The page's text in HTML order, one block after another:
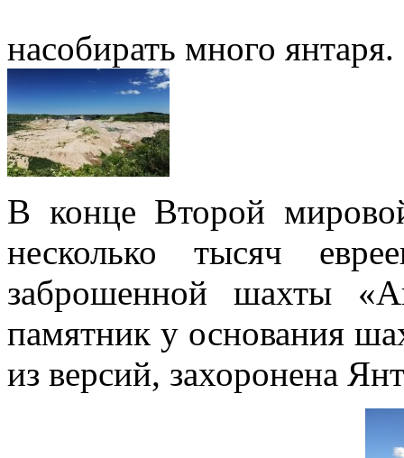
насобирать много
В конце Второй
несколько тысяч
заброшенной шахты
памятник у основания
из версий, захоронена